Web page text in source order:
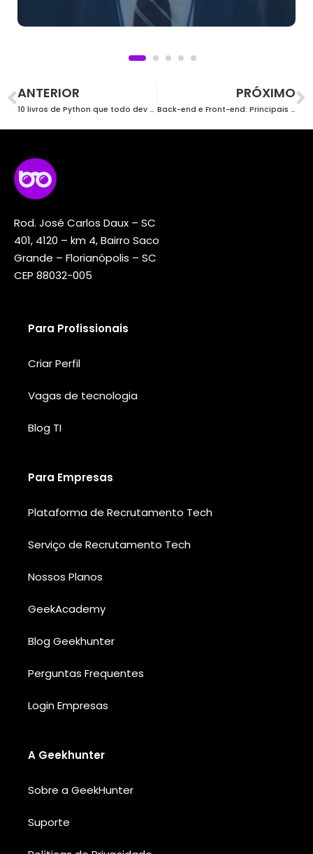
ANTERIOR
10 livros de Python que todo dev especialista deve ler
PRÓXIMO
Back-end e Front-end: Principais diferenças!
Rod. José Carlos Daux – SC
401, 4120 – km 4, Bairro Saco
Grande – Florianópolis – SC
CEP 88032-005
Para Profissionais
Criar Perfil
Vagas de tecnologia
Blog TI
Para Empresas
Plataforma de Recrutamento Tech
Serviço de Recrutamento Tech
Nossos Planos
GeekAcademy
Blog Geekhunter
Perguntas Frequentes
Login Empresas
A Geekhunter
Sobre a GeekHunter
Suporte